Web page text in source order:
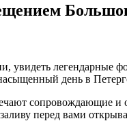
увидеть
день в
сопровождающие и
перед вами